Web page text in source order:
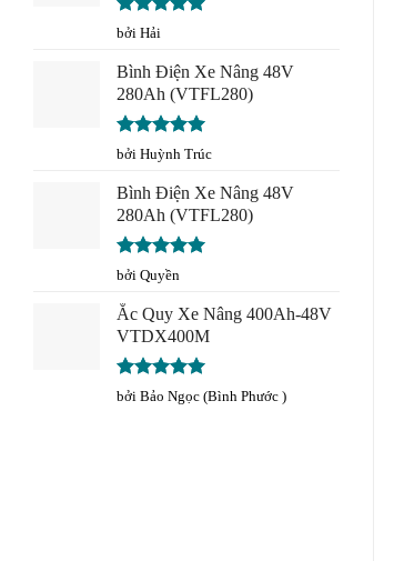
Được xếp
sao
bởi Hải
Bình Điện Xe Nâng 48V
280Ah (VTFL280)
Được xếp
hạng5
sao
bởi Huỳnh Trúc
Bình Điện Xe Nâng 48V
280Ah (VTFL280)
Được xếp
hạng5
sao
bởi Quyền
Ắc Quy Xe Nâng 400Ah-48V
VTDX400M
Được xếp
5
bởi Bảo Ngọc (Bình Phước )